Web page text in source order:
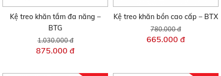
Kệ treo khăn tắm đa năng –
BTG
1.030.000 đ
875.000 đ
Kệ treo khăn bồn cao cấp – BTX
780.000 đ
665.000 đ